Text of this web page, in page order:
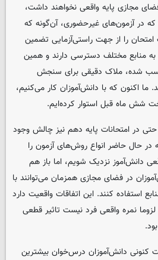
مجازی پایه واقعی نخواهند داشت،
در آزمون‌های غیرحضوری، آن‌گونه که
را از جهت راستی‌آزمایی تضمین
به منابع مختلف دسترسی دارند و همین
شده، ملاک دقیقی برای سنجش
اکنون که با دانش‌آموزان کار می‌کنیم،
شش ماه قبل استوار کرده‌ایم.
حتی در امتحانات پایه دهم نیز چالش وجود
در حال حاضر انواع روش‌های آزمون را
دانش‌آموز نزدیک شویم، اما باز هم
در فضای مجازی همزمان می‌توانند با
استفاده کنند. این اتفاقات واقعیت دارد
نمره واقعی فرد نیست تاثیر قطعی
کنونی دانش‌آموزان درس‌خوان بیشترین